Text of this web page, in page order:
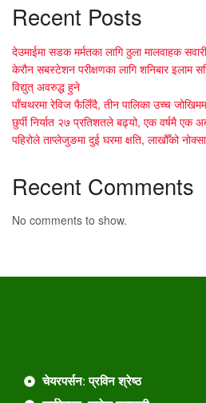
Recent Posts
देउमाईमा सडक मर्मतका लागि ठुला मालवाहक
केरौन सबस्टेशन परीक्षणका लागि शनिबार इलाम
विद्युत् अवरुद्ध हुने
पाँचथरमा रेविज फैलिँदै, तीन पालिका उच्च
छुर्पी निर्यात २७ प्रतिशतले बढ्यो, एक वर्षमै एक
पहिरोले ताप्लेजुङमा दुई घरमा क्षति, लाखौँको
Recent Comments
No comments to show.
चेयरपर्सन: प्रविन श्रेष्ठ